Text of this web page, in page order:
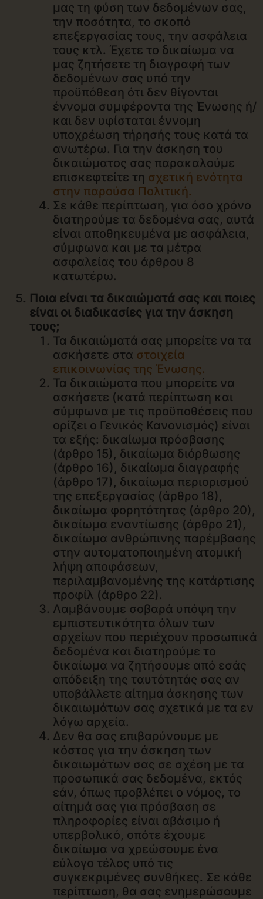
μας τη φύση των δεδομένων σας,
την ποσότητα, το σκοπό
επεξεργασίας τους, την ασφάλεια
τους κτλ. Έχετε το δικαίωμα να
μας ζητήσετε τη διαγραφή των
δεδομένων σας υπό την
προϋπόθεση ότι δεν θίγονται
έννομα συμφέροντα της Ένωσης ή/
και δεν υφίσταται έννομη
υποχρέωση τήρησής τους κατά τα
ανωτέρω. Για την άσκηση του
δικαιώματος σας παρακαλούμε
επισκεφτείτε τη σχετική ενότητα
στην παρούσα Πολιτική.
Σε κάθε περίπτωση, για όσο χρόνο
διατηρούμε τα δεδομένα σας, αυτά
είναι αποθηκευμένα με ασφάλεια,
σύμφωνα και με τα μέτρα
ασφαλείας του άρθρου 8
κατωτέρω.
Ποια είναι τα δικαιώματά σας και ποιες
είναι οι διαδικασίες για την άσκηση
τους;
Τα δικαιώματά σας μπορείτε να τα
ασκήσετε στα στοιχεία
επικοινωνίας της Ένωσης.
Τα δικαιώματα που μπορείτε να
ασκήσετε (κατά περίπτωση και
σύμφωνα με τις προϋποθέσεις που
ορίζει ο Γενικός Κανονισμός) είναι
τα εξής: δικαίωμα πρόσβασης
(άρθρο 15), δικαίωμα διόρθωσης
(άρθρο 16), δικαίωμα διαγραφής
(άρθρο 17), δικαίωμα περιορισμού
της επεξεργασίας (άρθρο 18),
δικαίωμα φορητότητας (άρθρο 20),
δικαίωμα εναντίωσης (άρθρο 21),
δικαίωμα ανθρώπινης παρέμβασης
στην αυτοματοποιημένη ατομική
λήψη αποφάσεων,
περιλαμβανομένης της κατάρτισης
προφίλ (άρθρο 22).
Λαμβάνουμε σοβαρά υπόψη την
εμπιστευτικότητα όλων των
αρχείων που περιέχουν προσωπικά
δεδομένα και διατηρούμε το
δικαίωμα να ζητήσουμε από εσάς
απόδειξη της ταυτότητάς σας αν
υποβάλλετε αίτημα άσκησης των
δικαιωμάτων σας σχετικά με τα εν
λόγω αρχεία.
Δεν θα σας επιβαρύνουμε με
κόστος για την άσκηση των
δικαιωμάτων σας σε σχέση με τα
προσωπικά σας δεδομένα, εκτός
εάν, όπως προβλέπει ο νόμος, το
αίτημά σας για πρόσβαση σε
πληροφορίες είναι αβάσιμο ή
υπερβολικό, οπότε έχουμε
δικαίωμα να χρεώσουμε ένα
εύλογο τέλος υπό τις
συγκεκριμένες συνθήκες. Σε κάθε
περίπτωση, θα σας ενημερώσουμε